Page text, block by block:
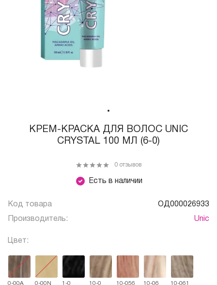
КРЕМ-КРАСКА ДЛЯ ВОЛОС UNIC
CRYSTAL 100 МЛ (6-0)
Есть в наличии
0 отзывов
Код товара ОД000026933
Производитель: Unic
Цвет:
0-00А 0-00N 1-0 10-0 10-056 10-06 10-061